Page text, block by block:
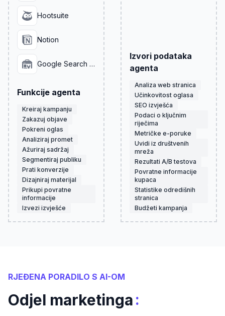
Hootsuite
Notion
Google Search Console
Funkcije agenta
Kreiraj kampanju
Zakazuj objave
Pokreni oglas
Analiziraj promet
Ažuriraj sadržaj
Segmentiraj publiku
Prati konverzije
Dizajniraj materijal
Prikupi povratne
informacije
Izvezi izvješće
Izvori podataka
agenta
Analiza web stranica
Učinkovitost oglasa
SEO izvješća
Podaci o ključnim
riječima
Metričke e-poruke
Uvidi iz društvenih
mreža
Rezultati A/B testova
Povratne informacije
kupaca
Statistike odredišnih
stranica
Budžeti kampanja
RJEĐENA PORADILO S AI-OM
Odjel marketinga: